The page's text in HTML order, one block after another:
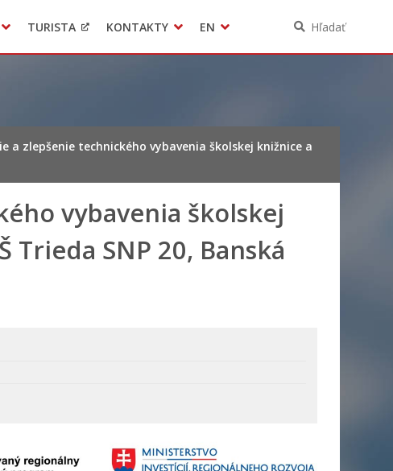
Pomoc pre Ukrajinu
Ochrana osobných údajov
3D model mesta Banská Bystrica
TURISTA KONTAKTY EN
Contact
Hľadať
a zlepšenie technického vybavenia školskej knižnice a
vybavenia školskej
SNP 20, Banská